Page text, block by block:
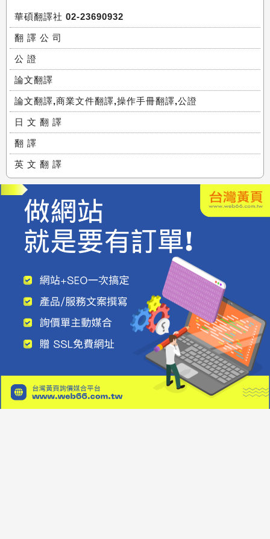
華碩翻譯社 02-23690932
翻 譯 公 司
公 證
論文翻譯
論文翻譯,商業文件翻譯,操作手冊翻譯,公證
日 文 翻 譯
翻 譯
英 文 翻 譯